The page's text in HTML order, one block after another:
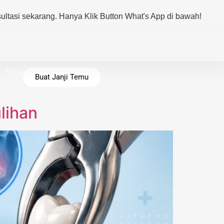
Hanya Klik Button What's App di bawah!
Buat Janji Temu